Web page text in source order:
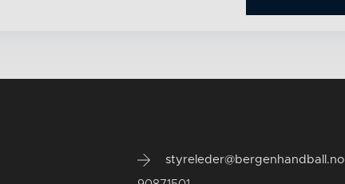
styreleder@bergenhandball.no